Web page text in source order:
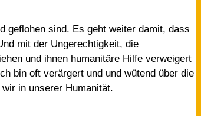
geflohen sind. Es geht weiter damit, dass
mit der Ungerechtigkeit, die
und ihnen humanitäre Hilfe verweigert
bin oft verärgert und und wütend über die
in unserer Humanität.